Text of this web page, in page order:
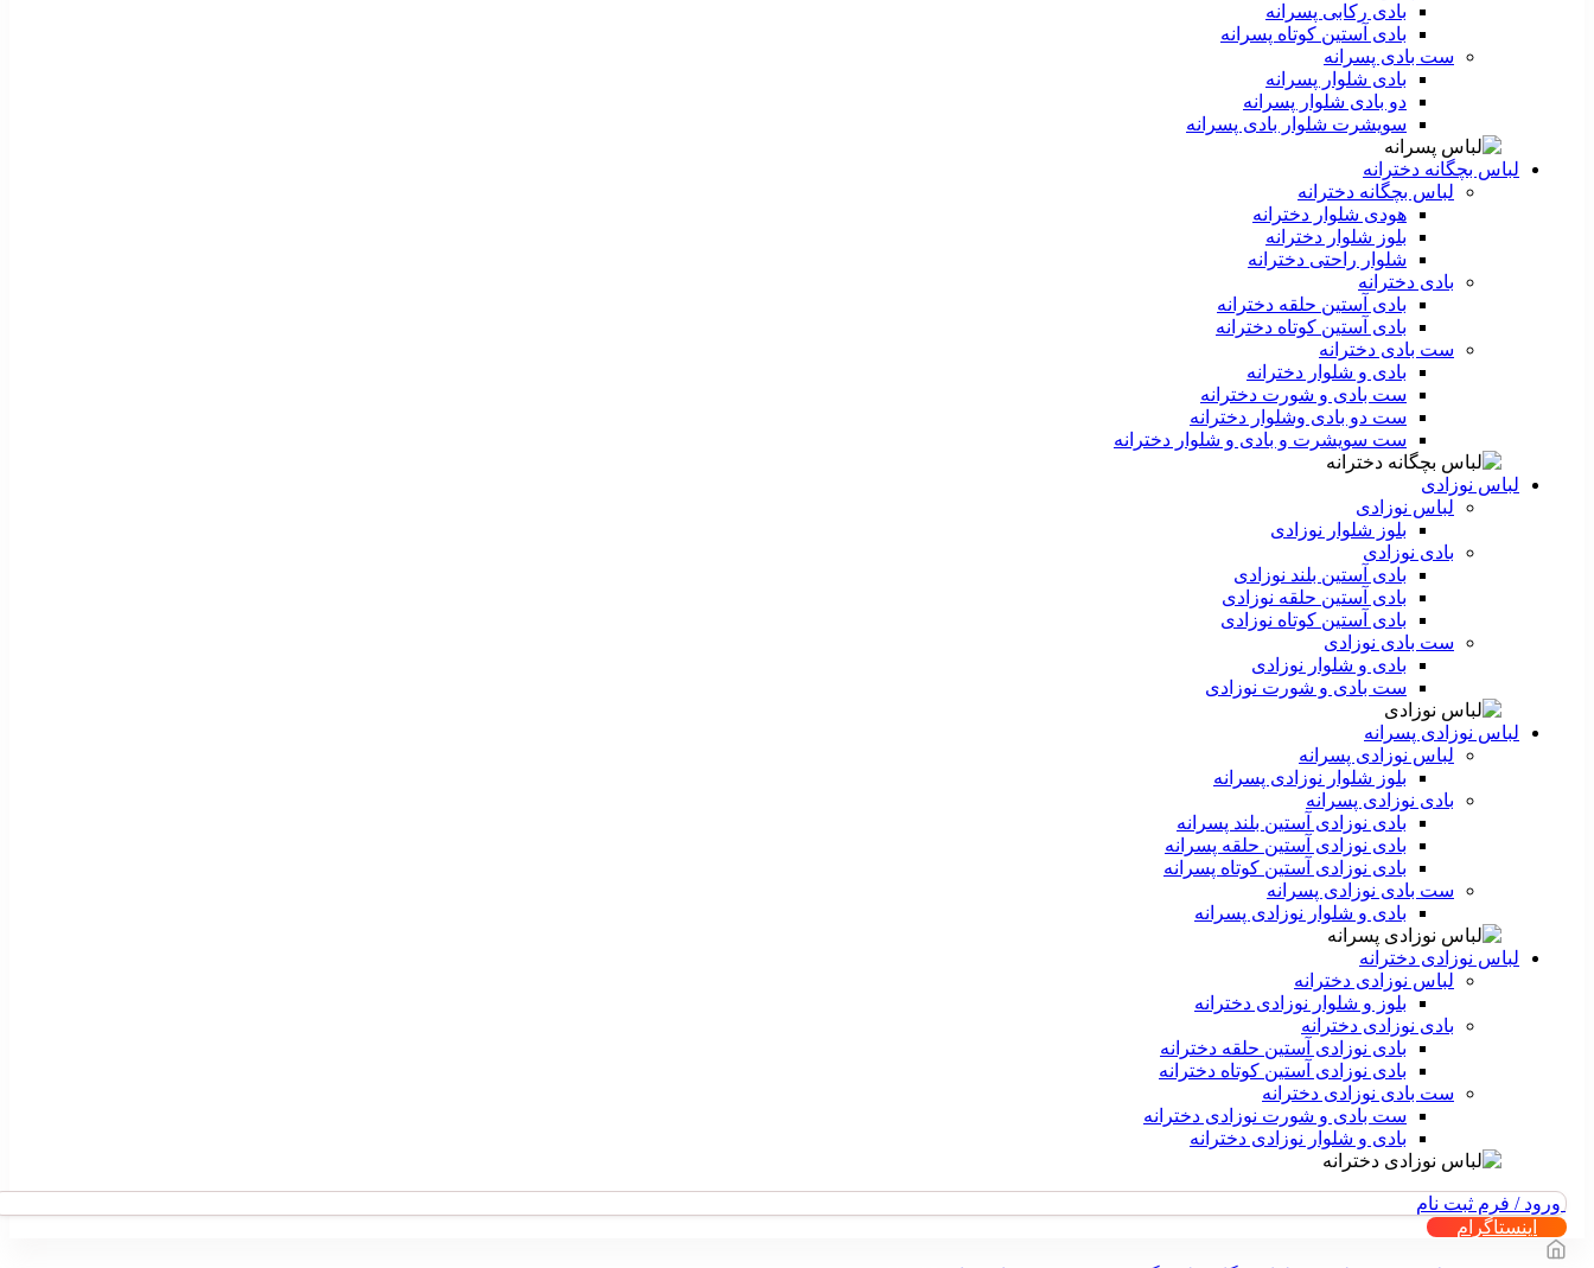
بادی رکابی پسرانه
بادی آستین کوتاه پسرانه
ست بادی پسرانه
بادی شلوار پسرانه
دو بادی شلوار پسرانه
سویشرت شلوار بادی پسرانه
لباس بچگانه دخترانه
لباس بچگانه دخترانه
هودی شلوار دخترانه
بلوز شلوار دخترانه
شلوار راحتی دخترانه
بادی دخترانه
بادی آستین حلقه دخترانه
بادی آستین کوتاه دخترانه
ست بادی دخترانه
بادی و شلوار دخترانه
ست بادی و شورت دخترانه
ست دو بادی وشلوار دخترانه
ست سویشرت و بادی و شلوار دخترانه
لباس نوزادی
لباس نوزادی
بلوز شلوار نوزادی
بادی نوزادی
بادی آستین بلند نوزادی
بادی آستین حلقه نوزادی
بادی آستین کوتاه نوزادی
ست بادی نوزادی
بادی و شلوار نوزادی
ست بادی و شورت نوزادی
لباس نوزادی پسرانه
لباس نوزادی پسرانه
بلوز شلوار نوزادی پسرانه
بادی نوزادی پسرانه
بادی نوزادی آستین بلند پسرانه
بادی نوزادی آستین حلقه پسرانه
بادی نوزادی آستین کوتاه پسرانه
ست بادی نوزادی پسرانه
بادی و شلوار نوزادی پسرانه
لباس نوزادی دخترانه
لباس نوزادی دخترانه
بلوز و شلوار نوزادی دخترانه
بادی نوزادی دخترانه
بادی نوزادی آستین حلقه دخترانه
بادی نوزادی آستین کوتاه دخترانه
ست بادی نوزادی دخترانه
ست بادی و شورت نوزادی دخترانه
بادی و شلوار نوزادی دخترانه
ورود / فرم ثبت نام
اینستاگرام